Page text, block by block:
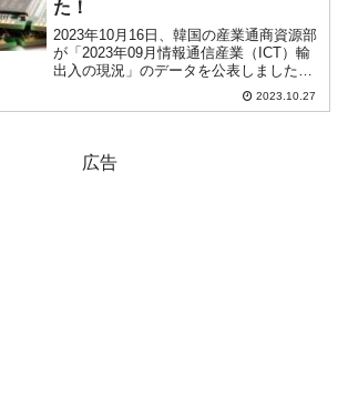
た！
2023年10月16日、韓国の産業通商資源部
が「2023年09月情報通信産業（ICT）輸
出入の現況」のデータを公表しました。
まず、以下がICT関連製品の輸出の推移で
す。2023年09月輸出：180.6億ドル輸
2023.10.27
広告